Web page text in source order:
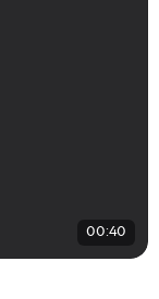
00:40